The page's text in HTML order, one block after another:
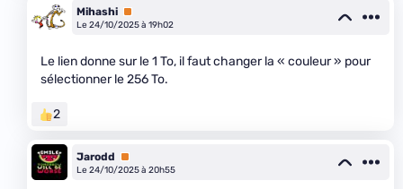
Mihashi Premium
Le 24/10/2025 à 19h02
Le lien donne sur le 1 To, il faut changer la « couleur » pour
sélectionner le 256 To.
2
Jarodd
Premium
Le 24/10/2025 à 20h55